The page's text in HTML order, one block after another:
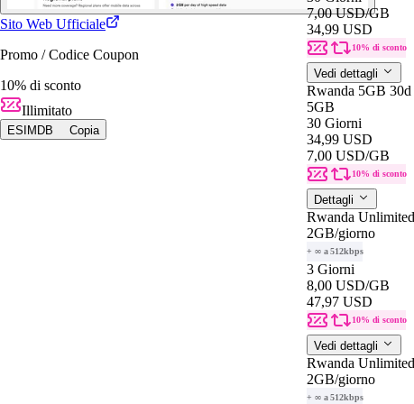
Sito Web Ufficiale
Promo / Codice Coupon
10% di sconto
Illimitato
ESIMDB Copia
7,00 USD/GB
34,99 USD
10% di sconto
Vedi dettagli
Rwanda 5GB 30d
5GB
30 Giorni
34,99 USD
7,00 USD/GB
10% di sconto
Dettagli
Rwanda
2GB/giorno
+ ∞ a 512kbps
3 Giorni
8,00 USD/GB
47,97 USD
10% di sconto
Vedi dettagli
Rwanda
2GB/giorno
+ ∞ a 512kbps